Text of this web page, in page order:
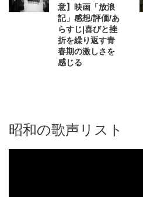
意】映画「放浪
記」感想/評価/あ
らすじ|喜びと挫
折を繰り返す青
春期の激しさを
感じる
昭和の歌声リスト